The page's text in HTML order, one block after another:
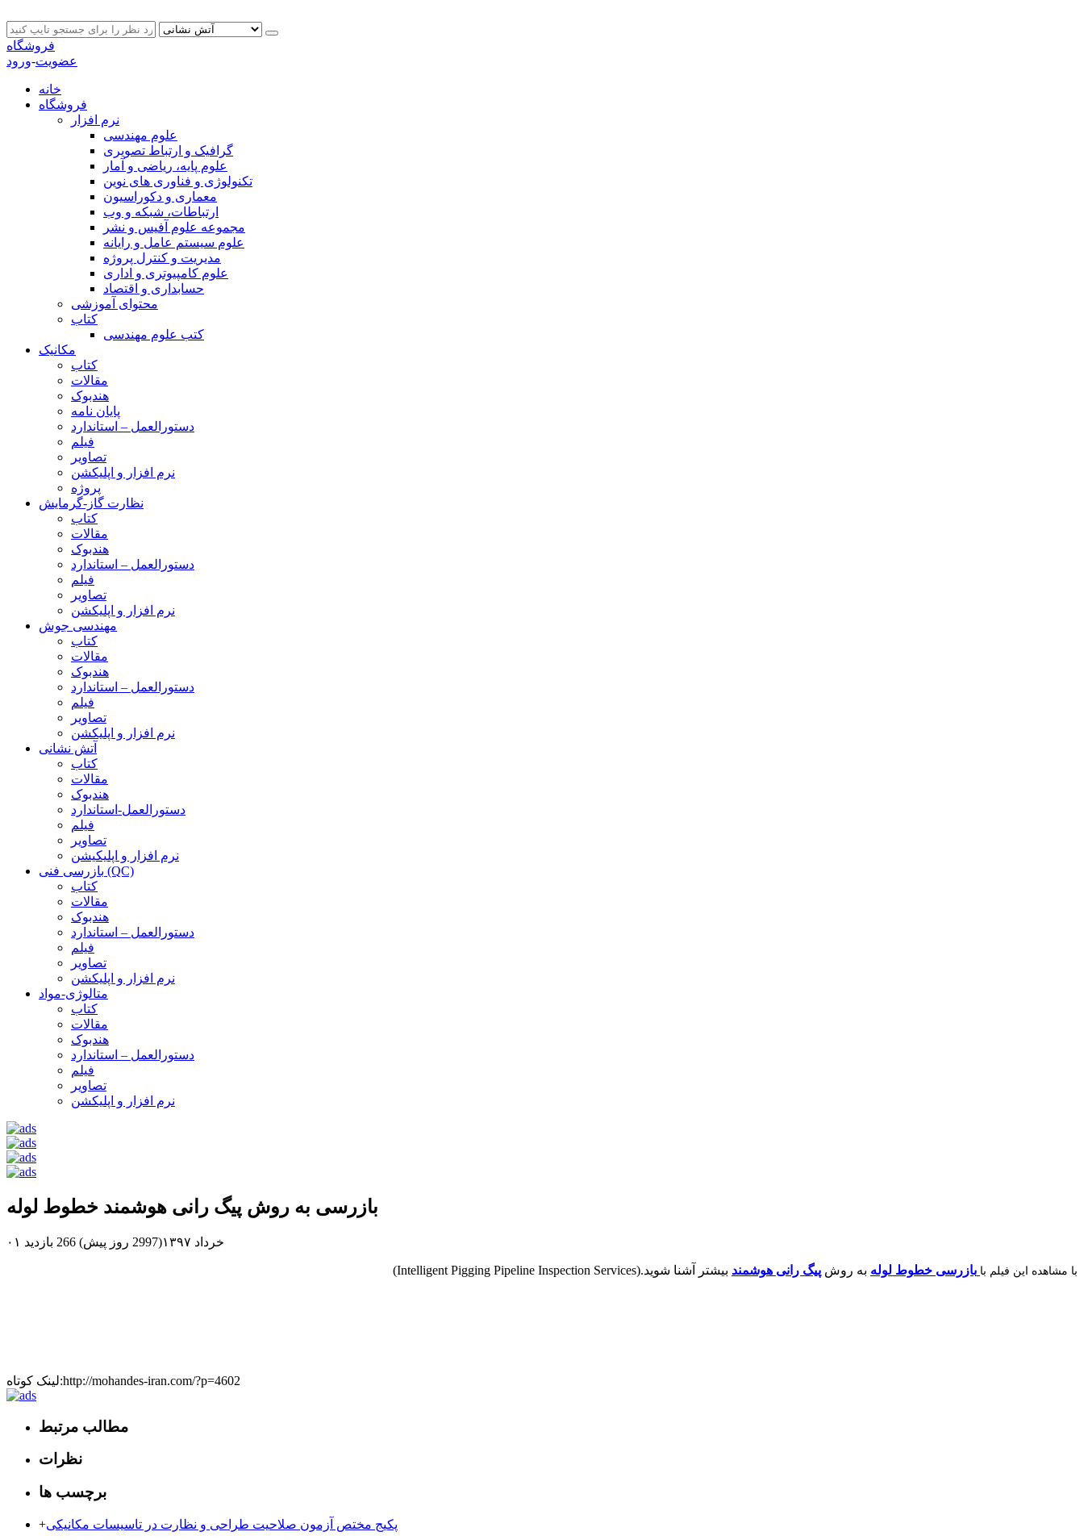
فروشگاه
عضویت-ورود
خانه
فروشگاه
نرم افزار
علوم مهندسی
گرافیک و ارتباط تصویری
علوم پایه، ریاضی و آمار
تکنولوژی و فناوری های نوین
معماری و دکوراسیون
ارتباطات، شبکه و وب
مجموعه علوم آفیس و نشر
علوم سیستم عامل و رایانه
مدیریت و کنترل پروژه
علوم کامپیوتری و اداری
حسابداری و اقتصاد
محتوای آموزشی
کتاب
کتب علوم مهندسی
مکانیک
کتاب
مقالات
هندبوک
پایان نامه
دستورالعمل – استاندارد
فیلم
تصاویر
نرم افزار و اپلیکشن
پروژه
نظارت گاز-گرمایش
کتاب
مقالات
هندبوک
دستورالعمل – استاندارد
فیلم
تصاویر
نرم افزار و اپلیکشن
مهندسی جوش
کتاب
مقالات
هندبوک
دستورالعمل – استاندارد
فیلم
تصاویر
نرم افزار و اپلیکشن
آتش نشانی
کتاب
مقالات
هندبوک
دستورالعمل-استاندارد
فیلم
تصاویر
نرم افزار و اپلیکیشن
بازرسی فنی (QC)
کتاب
مقالات
هندبوک
دستورالعمل – استاندارد
فیلم
تصاویر
نرم افزار و اپلیکشن
متالوژی-مواد
کتاب
مقالات
هندبوک
دستورالعمل – استاندارد
فیلم
تصاویر
نرم افزار و اپلیکشن
بازرسی به روش پیگ رانی هوشمند خطوط لوله
۰۱ خرداد ۱۳۹۷(2997 روز پیش) 266 بازدید
با مشاهده این فیلم با بازرسی خطوط لوله به روش پیگ رانی هوشمند بیشتر آشنا شوید.(Intelligent Pigging Pipeline Inspection Services)
لینک کوتاه:http://mohandes-iran.com/?p=4602
مطالب مرتبط
نظرات
برچسب ها
+پکیج مختص آزمون صلاحیت طراحی و نظارت در تاسیسات مکانیکی